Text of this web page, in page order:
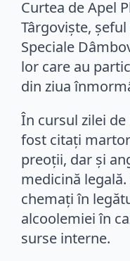
Curtea de Apel
Târgoviște,
Speciale
lor care au
din ziua
În cursul zilei
fost citați
preoții, dar și
medicină
chemați în
alcoolemiei în
surse interne.